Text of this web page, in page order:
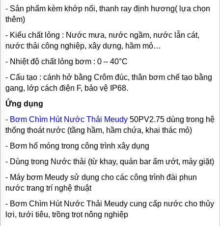
- Sản phẩm kèm khớp nối, thanh ray định hương( lựa chọn
thêm)
- Kiểu chất lỏng : Nước mưa, nước ngầm, nước lẫn cát,
nước thải công nghiệp, xây dựng, hầm mỏ…
- Nhiệt độ chất lỏng bơm : 0 – 40°C
- Cấu tạo : cánh hở bằng Crôm đúc, thân bơm chế tạo bằng
gang, lớp cách điện F, bảo vệ IP68.
Ứng dụng
- Bơm Chìm Hút Nước Thải Meudy 50PV2.75 dùng trong hệ
thống thoát nước (tầng hầm, hầm chứa, khai thác mỏ)
- Bơm hố móng trong công trình xây dụng
- Dùng trong Nước thải (từ khay, quán bar ẩm ướt, máy giặt)
- Máy bơm Meudy sử dụng cho các công trình đài phun
nước trang trí nghệ thuật
- Bơm Chìm Hút Nước Thải Meudy cung cấp nước cho thủy
lợi, tưới tiêu, trồng trọt nông nghiệp